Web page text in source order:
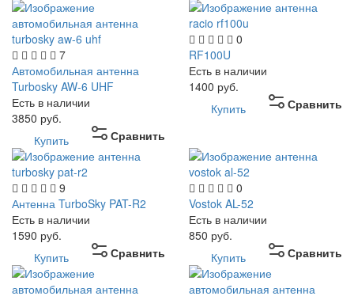
7
Автомобильная антенна
Turbosky AW-6 UHF
Есть в наличии
3850 руб.
Сравнить
Купить
0
RF100U
Есть в наличии
1400 руб.
Сравнить
Купить
9
Антенна TurboSky PAT-R2
Есть в наличии
1590 руб.
Сравнить
Купить
0
Vostok AL-52
Есть в наличии
850 руб.
Сравнить
Купить